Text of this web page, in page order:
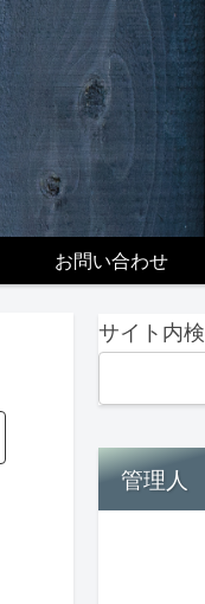
お問い合わせ
サイト内
管理人